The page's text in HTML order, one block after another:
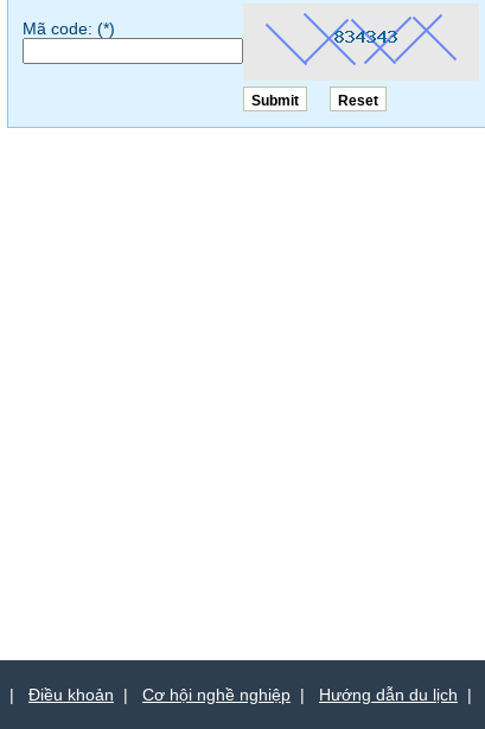
Mã code: (*)
| Điều khoản | Cơ hội nghề nghiệp | Hướng dẫn du lịch |